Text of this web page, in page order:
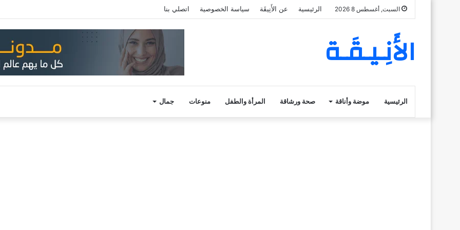
السبت, أغسطس 8 2026 الرئيسية عن الأَنِيقَة سياسة الخصوصية اتصلي بنا
الأَنِـيـقَـة
الرئيسية موضة وأناقة صحة ورشاقة المرأة والطفل منوعات جمال